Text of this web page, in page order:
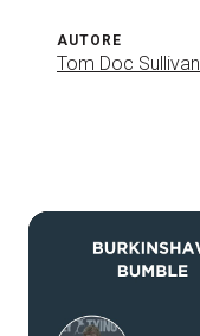
AUTORE
Tom Doc Sullivan